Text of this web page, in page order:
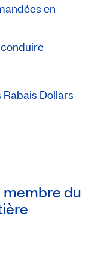
en
Dollars
du